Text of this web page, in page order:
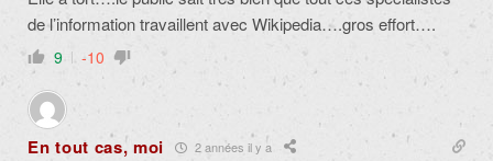
de l’information travaillent avec Wikipedia….gros effort….
9 -10
En tout cas, moi 2 années il y a